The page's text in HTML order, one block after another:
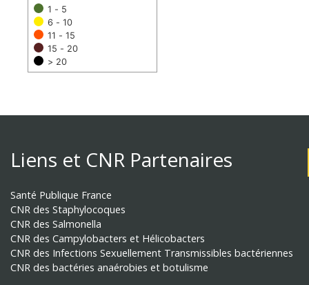
1 - 5
6 - 10
11 - 15
15 - 20
> 20
Liens et CNR Partenaires
Santé Publique France
CNR des Staphylocoques
CNR des Salmonella
CNR des Campylobacters et Hélicobacters
CNR des Infections Sexuellement Transmissibles bactériennes
CNR des bactéries anaérobies et botulisme